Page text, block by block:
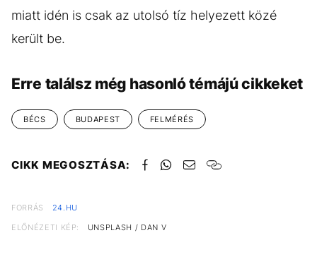
miatt idén is csak az utolsó tíz helyezett közé
került be.
Erre találsz még hasonló témájú cikkeket
BÉCS BUDAPEST FELMÉRÉS
CIKK MEGOSZTÁSA:
FORRÁS
24.HU
ELŐNÉZETI KÉP:
UNSPLASH / DAN V